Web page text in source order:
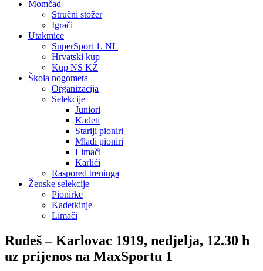
Momčad
Stručni stožer
Igrači
Utakmice
SuperSport 1. NL
Hrvatski kup
Kup NS KŽ
Škola nogometa
Organizacija
Selekcije
Juniori
Kadeti
Stariji pioniri
Mlađi pioniri
Limači
Karlići
Raspored treninga
Ženske selekcije
Pionirke
Kadetkinje
Limači
Rudeš – Karlovac 1919, nedjelja, 12.30 h
uz prijenos na MaxSportu 1